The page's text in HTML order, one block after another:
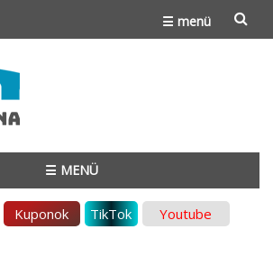
☰ menü
☰ MENÜ
Kuponok TikTok Youtube